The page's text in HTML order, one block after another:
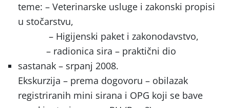
teme: – Veterinarske usluge i zakonski propisi
u stočarstvu,
– Higijenski paket i zakonodavstvo,
– radionica sira – praktični dio
sastanak – srpanj 2008.
Ekskurzija – prema dogovoru – obilazak
registriranih mini sirana i OPG koji se bave